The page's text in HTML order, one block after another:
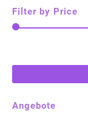
Filter by Price
Angebote